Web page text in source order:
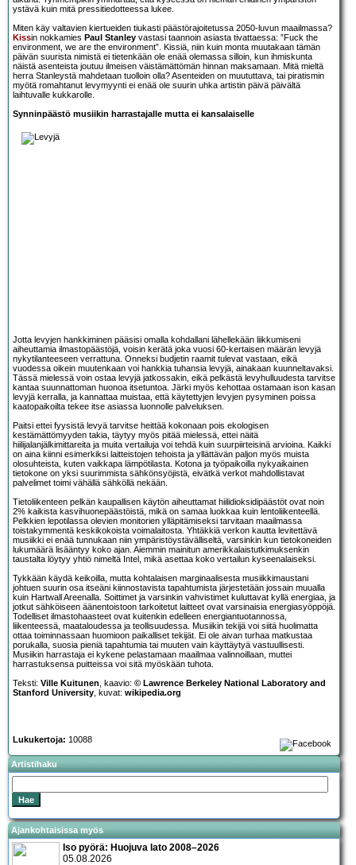
ystävä kuin mitä pressitiedotteessa lukee.
Miten käy valtavien kiertueiden tiukasti päästörajoitetussa 2050-luvun maailmassa?
Kissin nokkamies Paul Stanley vastasi taannoin asiasta tivattaessa: ”Fuck the
environment, we are the environment”. Kissiä, niin kuin monta muutakaan tämän
päivän suurista nimistä ei tietenkään ole enää olemassa silloin, kun ihmiskunta
näistä asenteista joutuu ilmeisen väistämättömän hinnan maksamaan. Mitä mieltä
herra Stanleystä mahdetaan tuolloin olla? Asenteiden on muututtava, tai piratismin
myötä romahtanut levymyynti ei enää ole suurin uhka artistin päivä päivältä
laihtuvalle kukkarolle.
Synninpäästö musiikin harrastajalle mutta ei kansalaiselle
Jotta levyjen hankkiminen pääsisi omalla kohdallani lähellekään liikkumiseni
aiheuttamia ilmastopäästöjä, voisin kerätä joka vuosi 60-kertaisen määrän levyjä
nykytilanteeseen verrattuna. Onneksi budjetin raamit tulevat vastaan, eikä
vuodessa oikein muutenkaan voi hankkia tuhansia levyjä, ainakaan kuunneltavaksi.
Tässä mielessä voin ostaa levyjä jatkossakin, eikä pelkästä levyhulluudesta tarvitse
kantaa suunnattoman huonoa itsetuntoa. Järki myös kehottaa ostamaan ison kasan
levyjä kerralla, ja kannattaa muistaa, että käytettyjen levyjen pysyminen poissa
kaatopaikoilta tekee itse asiassa luonnolle palveluksen.
Paitsi ettei fyysistä levyä tarvitse heittää kokonaan pois ekologisen
kestämättömyyden takia, täytyy myös pitää mielessä, ettei näitä
hiilijalanjälkimittareita ja muita vertailuja voi tehdä kuin suurpiirteisinä arvioina. Kaikki
on aina kiinni esimerkiksi laitteistojen tehoista ja yllättävän paljon myös muista
olosuhteista, kuten vaikkapa lämpötilasta. Kotona ja työpaikoilla nykyaikainen
tietokone on yksi suurimmista sähkönsyöjistä, eivätkä verkot mahdollistavat
palvelimet toimi vähällä sähköllä nekään.
Tietoliikenteen pelkän kaupallisen käytön aiheuttamat hiilidioksidipäästöt ovat noin
2% kaikista kasvihuonepäästöistä, mikä on samaa luokkaa kuin lentoliikenteellä.
Pelkkien lepotilassa olevien monitorien ylläpitämiseksi tarvitaan maailmassa
toistakymmentä keskikokoista voimalaitosta. Yhtäkkiä verkon kautta levitettävä
musiikki ei enää tunnukaan niin ympäristöystävälliseltä, varsinkin kun tietokoneiden
lukumäärä lisääntyy koko ajan. Aiemmin mainitun amerikkalaistutkimuksenkin
taustalta löytyy yhtiö nimeltä Intel, mikä asettaa koko vertailun kyseenalaiseksi.
Tykkään käydä keikoilla, mutta kohtalaisen marginaalisesta musiikkimaustani
johtuen suurin osa itseäni kiinnostavista tapahtumista järjestetään jossain muualla
kuin Hartwall Areenalla. Soittimet ja varsinkin vahvistimet kuluttavat kyllä energiaa, ja
jotkut sähköiseen äänentoistoon tarkoitetut laitteet ovat varsinaisia energiasyöppöjä.
Todelliset ilmastohaasteet ovat kuitenkin edelleen energiantuotannossa,
liikenteessä, maataloudessa ja teollisuudessa. Musiikin tekijä voi siitä huolimatta
ottaa toiminnassaan huomioon paikalliset tekijät. Ei ole aivan turhaa matkustaa
porukalla, suosia pieniä tapahtumia tai muuten vain käyttäytyä vastuullisesti.
Musiikin harrastaja ei kykene pelastamaan maailmaa valinnoillaan, muttei
harrastuksensa puitteissa voi sitä myöskään tuhota.
Teksti: Ville Kuitunen, kaavio: © Lawrence Berkeley National Laboratory and
Stanford University, kuvat: wikipedia.org
Lukukertoja: 10088
Artistihaku
Ajankohtaisissa myös
Iso pyörä: Huojuva lato 2008–2026
05.08.2026